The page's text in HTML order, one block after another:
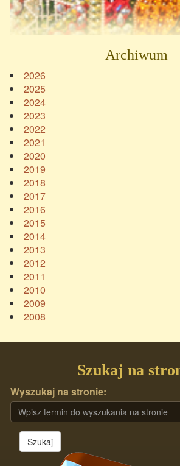
Archiwum
2026
2025
2024
2023
2022
2021
2020
2019
2018
2017
2016
2015
2014
2013
2012
2011
2010
2009
2008
Szukaj na
Wyszukaj na stronie:
Szukaj